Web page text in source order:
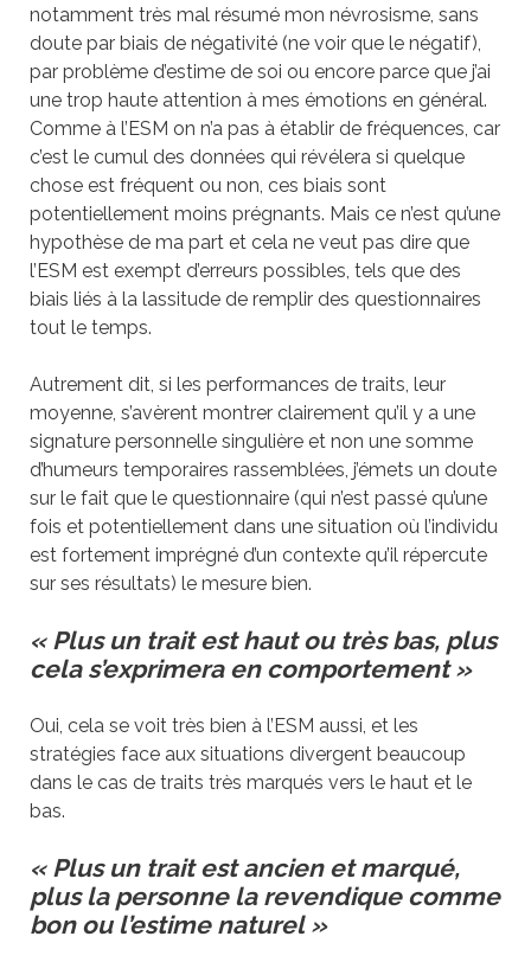
notamment très mal résumé mon névrosisme, sans
doute par biais de négativité (ne voir que le négatif),
par problème d’estime de soi ou encore parce que j’ai
une trop haute attention à mes émotions en général.
Comme à l’ESM on n’a pas à établir de fréquences, car
c’est le cumul des données qui révélera si quelque
chose est fréquent ou non, ces biais sont
potentiellement moins prégnants. Mais ce n’est qu’une
hypothèse de ma part et cela ne veut pas dire que
l’ESM est exempt d’erreurs possibles, tels que des
biais liés à la lassitude de remplir des questionnaires
tout le temps.
Autrement dit, si les performances de traits, leur
moyenne, s’avèrent montrer clairement qu’il y a une
signature personnelle singulière et non une somme
d’humeurs temporaires rassemblées, j’émets un doute
sur le fait que le questionnaire (qui n’est passé qu’une
fois et potentiellement dans une situation où l’individu
est fortement imprégné d’un contexte qu’il répercute
sur ses résultats) le mesure bien.
« Plus un trait est haut ou très bas, plus
cela s’exprimera en comportement »
Oui, cela se voit très bien à l’ESM aussi, et les
stratégies face aux situations divergent beaucoup
dans le cas de traits très marqués vers le haut et le
bas.
« Plus un trait est ancien et marqué,
plus la personne la revendique comme
bon ou l’estime naturel »